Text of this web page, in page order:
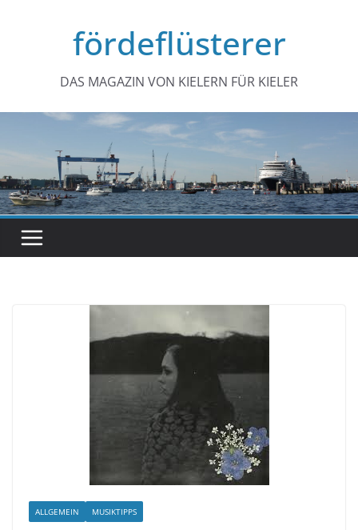
fördeflüsterer
DAS MAGAZIN VON KIELERN FÜR KIELER
ALLGEMEIN MUSIKTIPPS